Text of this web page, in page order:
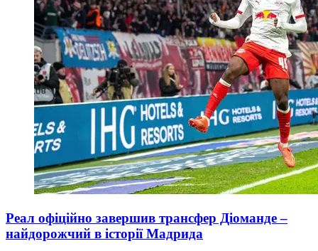
Реал офіційно завершив трансфер Діоманде –
найдорожчий в історії Мадрида